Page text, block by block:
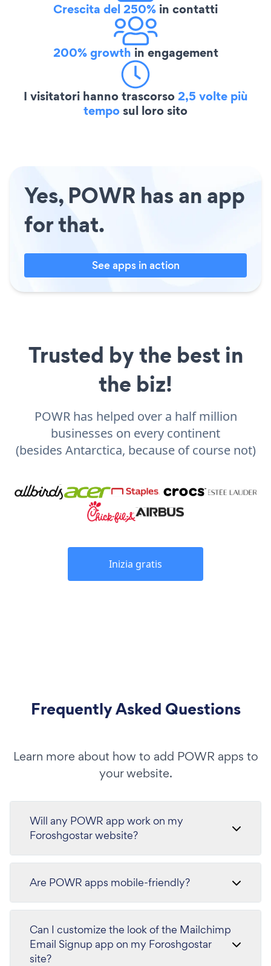
Crescita del 250% in contatti
200% growth in engagement
I visitatori hanno trascorso2,5 volte più
temposul loro sito
Yes, POWR has an app
for that.
See apps in action
Trusted by the best in
the biz!
POWR has helped over a half million
businesses on every continent
(besides Antarctica, because of course not)
Inizia gratis
Frequently Asked Questions
Learn more about how to add POWR apps to
your website.
Will any POWR app work on my
Foroshgostar website?
Are POWR apps mobile-friendly?
Can I customize the look of the Mailchimp
Email Signup app on my Foroshgostar
site?